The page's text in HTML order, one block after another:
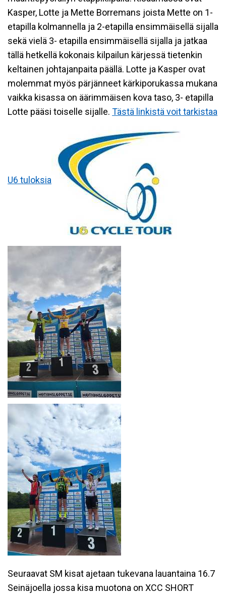
Kasper, Lotte ja Mette Borremans joista Mette on 1-
etapilla kolmannella ja 2-etapilla ensimmäisellä sijalla
sekä vielä 3- etapilla ensimmäisellä sijalla ja jatkaa
tällä hetkellä kokonais kilpailun kärjessä tietenkin
keltainen johtajanpaita päällä. Lotte ja Kasper ovat
molemmat myös pärjänneet kärkiporukassa mukana
vaikka kisassa on äärimmäisen kova taso, 3- etapilla
Lotte pääsi toiselle sijalle. Tästä linkistä voit tarkistaa
U6 tuloksia
Seuraavat SM kisat ajetaan tukevana lauantaina 16.7
Seinäjoella jossa kisa muotona on XCC SHORT